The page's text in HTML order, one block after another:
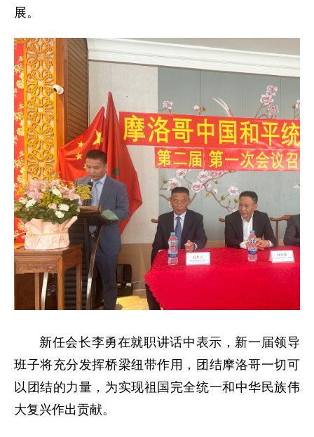
展。
新任会长李勇在就职讲话中表示，新一届领导
班子将充分发挥桥梁纽带作用，团结摩洛哥一切可
以团结的力量，为实现祖国完全统一和中华民族伟
大复兴作出贡献。